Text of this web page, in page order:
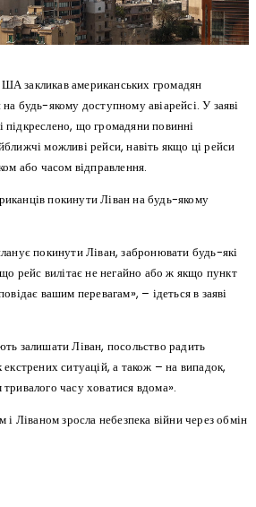
закликав американських громадян
будь-якому доступному авіарейсі. У заяві
що громадяни повинні
можливі рейси, навіть якщо ці рейси
або часом відправлення.
покинути Ліван на будь-якому
покинути Ліван, забронювати будь-які
рейс вилітає не негайно або ж якщо пункт
вашим перевагам», – ідеться в заяві
залишати Ліван, посольство радить
екстрених ситуацій, а також – на випадок,
часу ховатися вдома».
і Ліваном зросла небезпека війни через обмін